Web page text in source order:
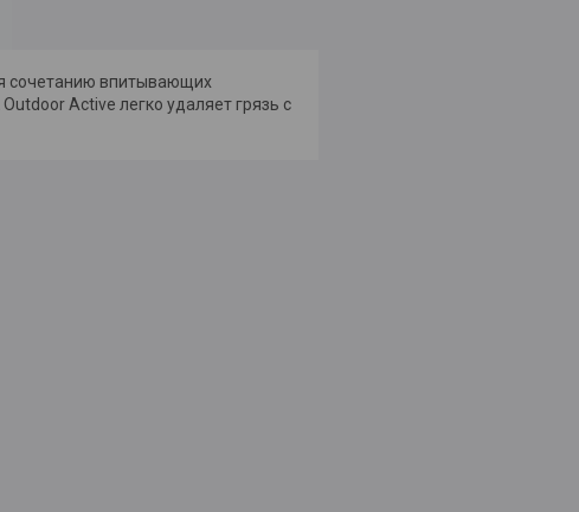
сочетанию впитывающих
Active легко удаляет грязь с